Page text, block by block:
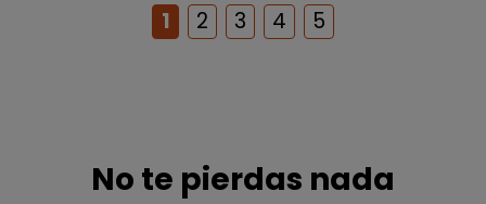
1 2 3 4 5
No te pierdas nada